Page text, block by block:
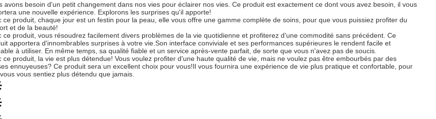
avons besoin d'un petit changement dans nos vies pour éclairer nos vies. Ce produit est exactement ce dont vous avez besoin, il vous
une nouvelle expérience. Explorons les surprises qu'il apporte!
ce produit, chaque jour est un festin pour la peau, elle vous offre une gamme complète de soins, pour que vous puissiez profiter du
et de la beauté!
ce produit, vous résoudrez facilement divers problèmes de la vie quotidienne et profiterez d'une commodité sans précédent. Ce
apportera d'innombrables surprises à votre vie.Son interface conviviale et ses performances supérieures le rendent facile et
à utiliser. En même temps, sa qualité fiable et un service après-vente parfait, de sorte que vous n'avez pas de soucis.
ce produit, la vie est plus détendue! Vous voulez profiter d'une haute qualité de vie, mais ne voulez pas être embourbés par des
ennuyeuses? Ce produit sera un excellent choix pour vous!Il vous fournira une expérience de vie plus pratique et confortable, pour
vous sentiez plus détendu que jamais.